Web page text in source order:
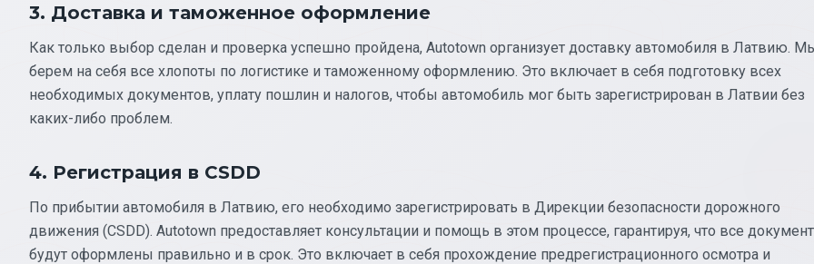
3. Доставка и таможенное оформление
Как только выбор сделан и проверка успешно пройдена, Autotown организует доставку автомобиля в Латвию.
берем на себя все хлопоты по логистике и таможенному оформлению. Это включает в себя подготовку всех
необходимых документов, уплату пошлин и налогов, чтобы автомобиль мог быть зарегистрирован в Латвии без
каких-либо проблем.
4. Регистрация в CSDD
По прибытии автомобиля в Латвию, его необходимо зарегистрировать в Дирекции безопасности дорожного
движения (CSDD). Autotown предоставляет консультации и помощь в этом процессе, гарантируя, что все
будут оформлены правильно и в срок. Это включает в себя прохождение предрегистрационного осмотра и